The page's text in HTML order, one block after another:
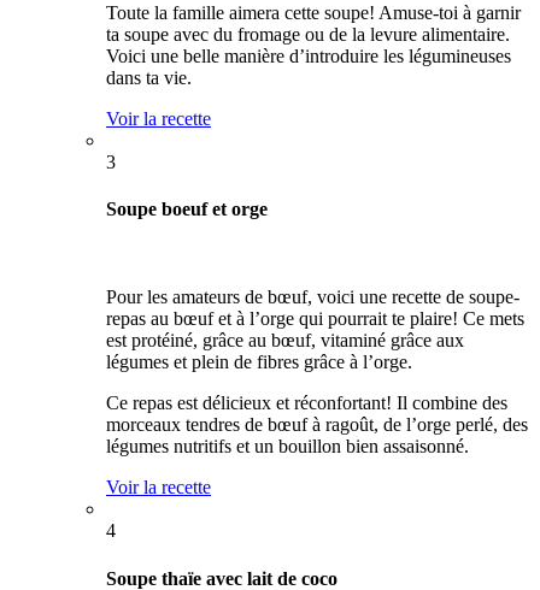
Toute la famille aimera cette soupe! Amuse-toi à garnir
ta soupe avec du fromage ou de la levure alimentaire.
Voici une belle manière d’introduire les légumineuses
dans ta vie.
Voir la recette
3
Soupe boeuf et orge
Pour les amateurs de bœuf, voici une recette de soupe-
repas au bœuf et à l’orge qui pourrait te plaire! Ce mets
est protéiné, grâce au bœuf, vitaminé grâce aux
légumes et plein de fibres grâce à l’orge.
Ce repas est délicieux et réconfortant! Il combine des
morceaux tendres de bœuf à ragoût, de l’orge perlé, des
légumes nutritifs et un bouillon bien assaisonné.
Voir la recette
4
Soupe thaïe avec lait de coco